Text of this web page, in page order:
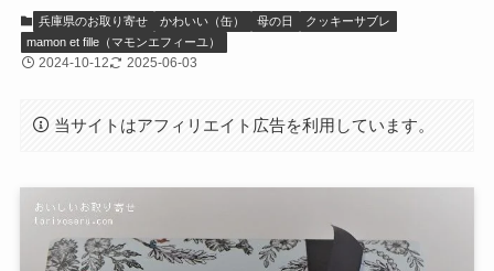
兵庫県のお取り寄せ かわいい（缶） 母の日
クッキーサブレ
mamon et fille（マモンエフィーユ）
2024-10-12 2025-06-03
当サイトはアフィリエイト広告を利用しています。